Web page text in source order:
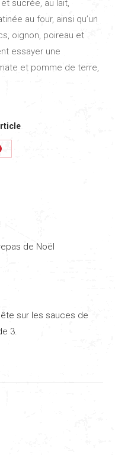
sucrée, au lait,
au four, ainsi qu’un
oignon, poireau et
essayer une
et pomme de terre,
de Noël
sur les sauces de
3.